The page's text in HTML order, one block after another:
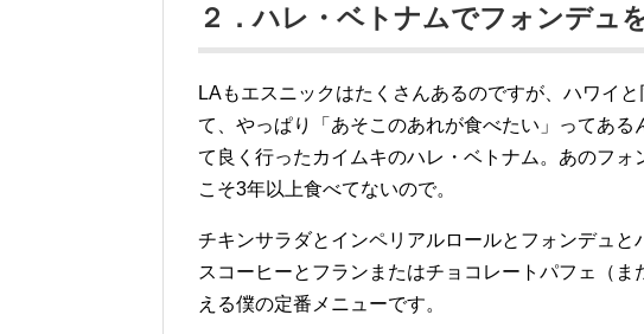
２．ハレ・ベトナムでフォンデュ
LAもエスニックはたくさんあるのですが、ハワイ
て、やっぱり「あそこのあれが食べたい」ってあ
て良く行ったカイムキのハレ・ベトナム。あのフ
こそ3年以上食べてないので。
チキンサラダとインペリアルロールとフォンデュ
スコーヒーとフランまたはチョコレートパフェ（
える僕の定番メニューです。